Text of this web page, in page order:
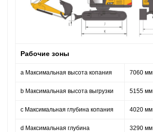
Рабочие зоны
a Максимальная высота копания 7060 мм
b Максимальная высота выгрузки 5155 мм
c Максимальная глубина копания 4020 мм
d Максимальная глубина
3290 мм